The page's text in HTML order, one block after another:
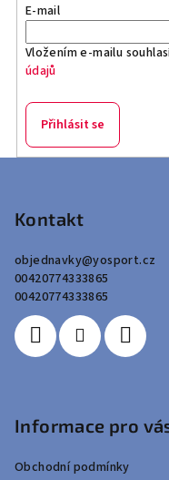
E-mail
Vložením e-mailu
údajů
Přihlásit se
Kontakt
objednavky@yosport.cz
00420774333865
00420774333865
Informace pro
Obchodní podmínky